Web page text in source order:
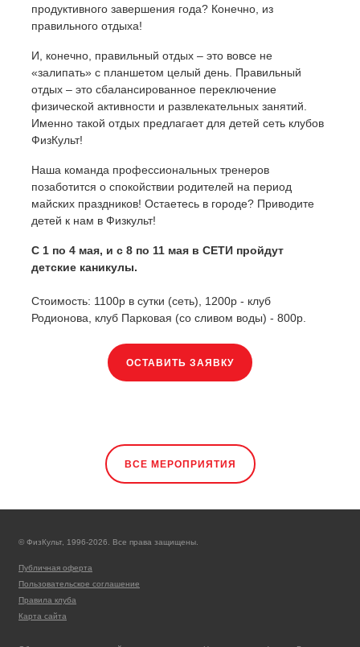
продуктивного завершения года? Конечно, из
правильного отдыха!
И, конечно, правильный отдых – это вовсе не
«залипать» с планшетом целый день. Правильный
отдых – это сбалансированное переключение
физической активности и развлекательных занятий.
Именно такой отдых предлагает для детей сеть клубов
ФизКульт!
Наша команда профессиональных тренеров
позаботится о спокойствии родителей на период
майских праздников! Остаетесь в городе? Приводите
детей к нам в Физкульт!
С 1 по 4 мая, и с 8 по 11 мая в СЕТИ пройдут
детские каникулы.
Стоимость: 1100р в сутки (сеть), 1200р - клуб
Родионова, клуб Парковая (со сливом воды) - 800р.
ОСТАВИТЬ ЗАЯВКУ
ВСЕ МЕРОПРИЯТИЯ
© ФизКульт, 1996-2026. Все права защищены.
Публичная оферта
Пользовательское соглашение
Правила клуба
Карта сайта